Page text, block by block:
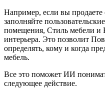
Например, если вы
заполняйте
помещения, Стиль мебели и
интерьера. Это позволит
определять, кому и когда
мебель.
Все это поможет ИИ
следующее действие.